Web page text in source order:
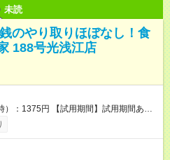
未読
のやり取りほぼなし！食
188号光浅江店
期間】試用期間あり
雇用形態、給与は本採用時と同じです。
※条件変更なし）ですが、切り上げで